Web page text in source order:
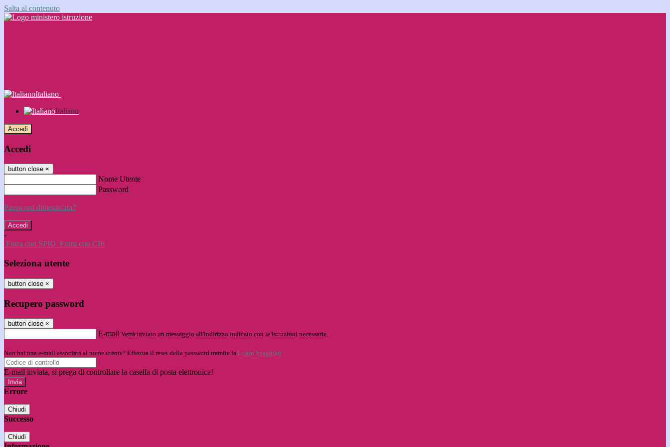
Salta al contenuto
Italiano
Italiano
Accedi
Accedi
button close ×
Nome Utente
Password
Password dimenticata?
-
Entra con SPID Entra con CIE
Seleziona utente
button close ×
Recupero password
button close ×
E-mail Verrà inviato un messaggio all'indirizzo indicato con le istruzioni necessarie.
Non hai una e-mail associata al nome utente? Effettua il reset della password tramite la Login Spaggiari
E-mail inviata, si prega di controllare la casella di posta elettronica!
Errore
Chiudi
Successo
Chiudi